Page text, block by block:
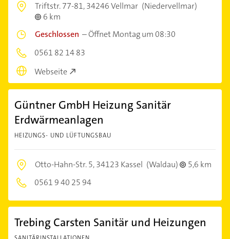
Triftstr. 77-81,34246 Vellmar (Niedervellmar)
6 km
Geschlossen –Öffnet Montag um 08:30
0561 82 14 83
Webseite
Güntner GmbH Heizung Sanitär
Erdwärmeanlagen
HEIZUNGS- UND LÜFTUNGSBAU
Otto-Hahn-Str. 5,34123 Kassel (Waldau)
5,6 km
0561 9 40 25 94
Trebing Carsten Sanitär und Heizungen